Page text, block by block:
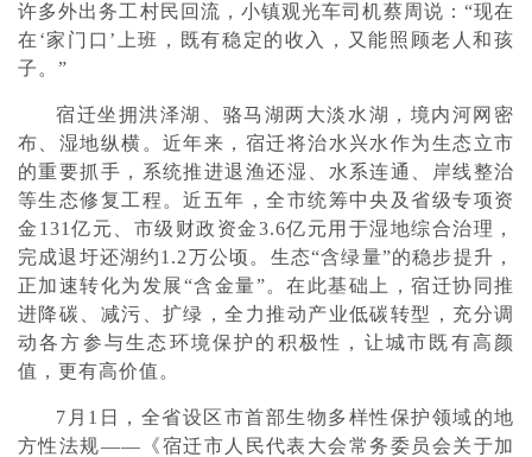
许多外出务工村民回流，小镇观光车司机蔡周说：“现在
在‘家门口’上班，既有稳定的收入，又能照顾老人和孩
子。”
宿迁坐拥洪泽湖、骆马湖两大淡水湖，境内河网密
布、湿地纵横。近年来，宿迁将治水兴水作为生态立市
的重要抓手，系统推进退渔还湿、水系连通、岸线整治
等生态修复工程。近五年，全市统筹中央及省级专项资
金131亿元、市级财政资金3.6亿元用于湿地综合治理，
完成退圩还湖约1.2万公顷。生态“含绿量”的稳步提升，
正加速转化为发展“含金量”。在此基础上，宿迁协同推
进降碳、减污、扩绿，全力推动产业低碳转型，充分调
动各方参与生态环境保护的积极性，让城市既有高颜
值，更有高价值。
7月1日，全省设区市首部生物多样性保护领域的地
方性法规——《宿迁市人民代表大会常务委员会关于加